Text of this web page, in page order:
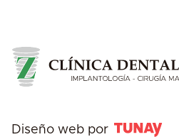
Diseño web por